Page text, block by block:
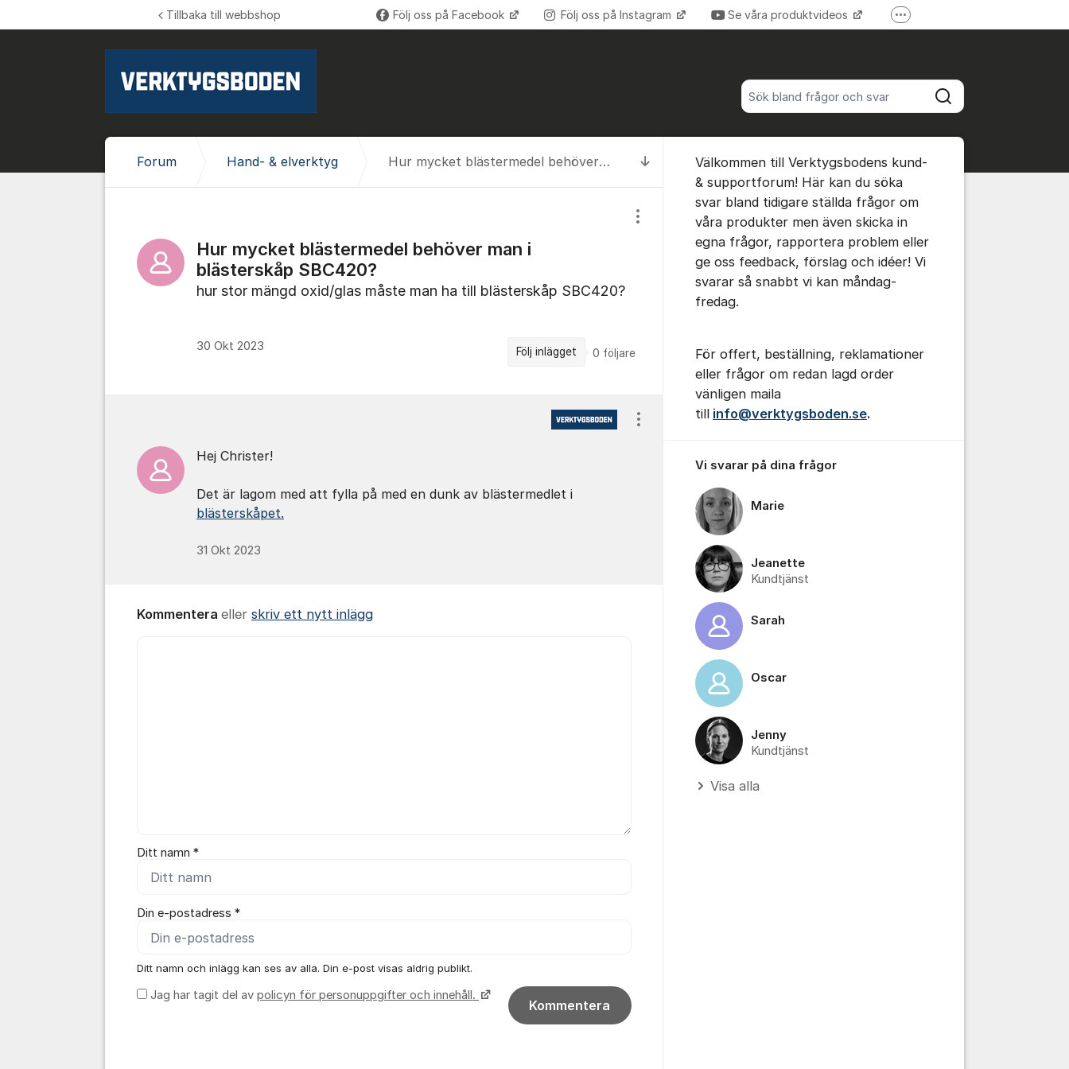
Sök bland alla inlägg
Sök
Tillbaka till webbshop Följ oss på Facebook Följ oss på Instagram Se våra produktvideos Fler supportlänkar
Till senaste kommentaren
Forum Hand- & elverktyg Hur mycket blästermedel behöver man i blästerskåp SBC420?
Hur mycket blästermedel behöver man i
blästerskåp SBC420?
Visa/dölj inställningar för inlägg/kommentar
hur stor mängd oxid/glas måste man ha till blästerskåp SBC420?
30 Okt 2023 Följ inlägget 0 följare
Hej Christer!
Det är lagom med att fylla på med en dunk av blästermedlet i
blästerskåpet.
31 Okt 2023
Visa/dölj inställningar för inlägg/kommentar
Kommentera eller skriv ett nytt inlägg
Ditt namn *
Din e-postadress *
Ditt namn och inlägg kan ses av alla. Din e-post visas aldrig publikt.
Jag har tagit del av policyn för personuppgifter och innehåll.
Kommentera
Välkommen till Verktygsbodens kund-
& supportforum! Här kan du söka
svar bland tidigare ställda frågor om
våra produkter men även skicka in
egna frågor, rapportera problem eller
ge oss feedback, förslag och idéer! Vi
svarar så snabbt vi kan måndag-
fredag.
För offert, beställning, reklamationer
eller frågor om redan lagd order
vänligen maila
till info@verktygsboden.se.
Vi svarar på dina frågor
Marie
Jeanette
Kundtjänst
Sarah
Oscar
Jenny
Kundtjänst
Visa alla